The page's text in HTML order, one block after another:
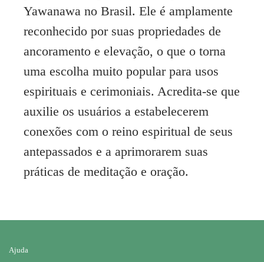
Yawanawa no Brasil. Ele é amplamente
reconhecido por suas propriedades de
ancoramento e elevação, o que o torna
uma escolha muito popular para usos
espirituais e cerimoniais. Acredita-se que
auxilie os usuários a estabelecerem
conexões com o reino espiritual de seus
antepassados e a aprimorarem suas
práticas de meditação e oração.
Ajuda